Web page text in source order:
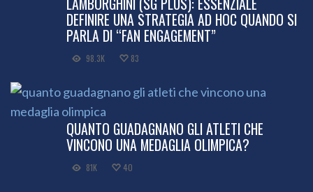
DEFINIRE UNA STRATEGIA AD HOC QUANDO SI
PARLA DI “FAN ENGAGEMENT”
98.3K 83
QUANTO GUADAGNANO GLI ATLETI CHE
VINCONO UNA MEDAGLIA OLIMPICA?
81K 40